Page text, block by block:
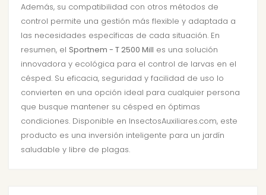
Además, su compatibilidad con otros métodos de
control permite una gestión más flexible y adaptada a
las necesidades específicas de cada situación. En
resumen, el Sportnem - T 2500 Mill es una solución
innovadora y ecológica para el control de larvas en el
césped. Su eficacia, seguridad y facilidad de uso lo
convierten en una opción ideal para cualquier persona
que busque mantener su césped en óptimas
condiciones. Disponible en InsectosAuxiliares.com, este
producto es una inversión inteligente para un jardín
saludable y libre de plagas.